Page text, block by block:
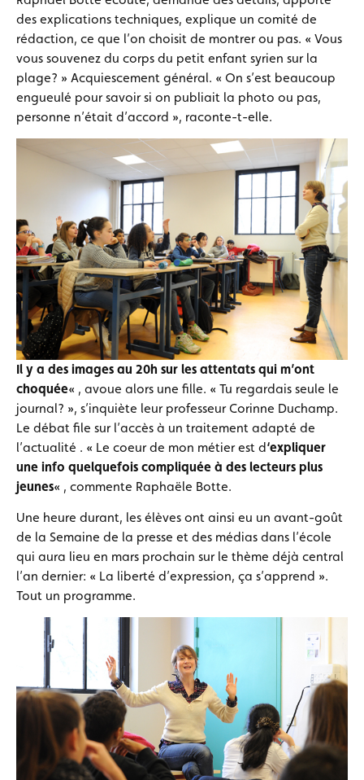
des explications techniques, explique un comité de
rédaction, ce que l’on choisit de montrer ou pas. « Vous
vous souvenez du corps du petit enfant syrien sur la
plage? » Acquiescement général. « On s’est beaucoup
engueulé pour savoir si on publiait la photo ou pas,
personne n’était d’accord », raconte-t-elle.
Il y a des images au 20h sur les attentats qui m’ont
choquée« , avoue alors une fille. « Tu regardais seule le
journal? », s’inquiète leur professeur Corinne Duchamp.
Le débat file sur l’accès à un traitement adapté de
l’actualité . « Le coeur de mon métier est d‘expliquer
une info quelquefois compliquée à des lecteurs plus
jeunes« , commente Raphaële Botte.
Une heure durant, les élèves ont ainsi eu un avant-goût
de la Semaine de la presse et des médias dans l’école
qui aura lieu en mars prochain sur le thème déjà central
l’an dernier: « La liberté d’expression, ça s’apprend ».
Tout un programme.